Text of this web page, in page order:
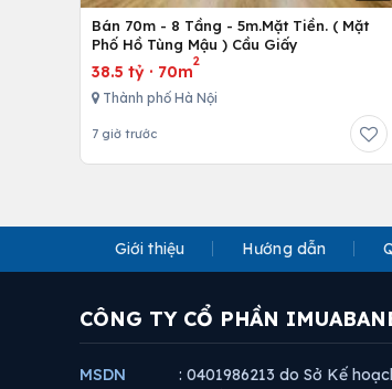
Bán 70m - 8 Tầng - 5m.Mặt Tiền. ( Mặt
Phố Hồ Tùng Mậu ) Cầu Giấy
38.5 tỷ · 70m
2
Thành phố Hà Nội
7 giờ trước
Giới thiệu Hướng dẫn
CÔNG TY CỔ PHẦN
MSDN
: 0401986213 do Sở Kế